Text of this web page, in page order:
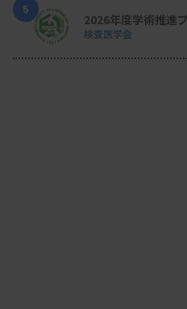
5
2026年度学術推進
検査医学会